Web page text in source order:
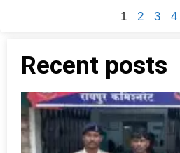
1 2 3 4
Recent posts